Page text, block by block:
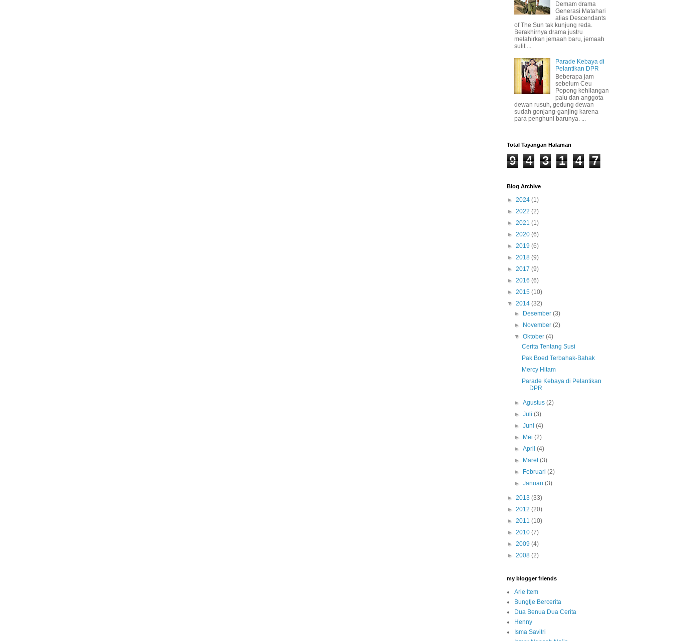
Demam drama
Generasi Matahari
alias Descendants
of The Sun tak kunjung reda.
Berakhirnya drama justru
melahirkan jemaah baru, jemaah
sulit ...
Parade Kebaya di
Pelantikan DPR
Beberapa jam
sebelum Ceu
Popong kehilangan
palu dan anggota
dewan rusuh, gedung dewan
sudah gonjang-ganjing karena
para penghuni barunya. ...
Total Tayangan Halaman
9 4 3 1 4 7
Blog Archive
► 2024 (1)
► 2022 (2)
► 2021 (1)
► 2020 (6)
► 2019 (6)
► 2018 (9)
► 2017 (9)
► 2016 (6)
► 2015 (10)
▼ 2014 (32)
► Desember(3)
► November(2)
▼Oktober(4)
Cerita Tentang Susi
Pak Boed Terbahak-Bahak
Mercy Hitam
Parade Kebaya di Pelantikan
DPR
►Agustus(2)
►Juli(3)
►Juni(4)
► Mei(2)
►April(4)
► Maret(3)
► Februari(2)
►Januari(3)
► 2013 (33)
► 2012 (20)
► 2011 (10)
► 2010 (7)
► 2009 (4)
► 2008 (2)
my blogger friends
Arie Item
Bungtje Bercerita
Dua Benua Dua Cerita
Henny
Isma Savitri